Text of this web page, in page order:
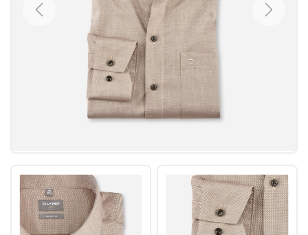
Previous Next